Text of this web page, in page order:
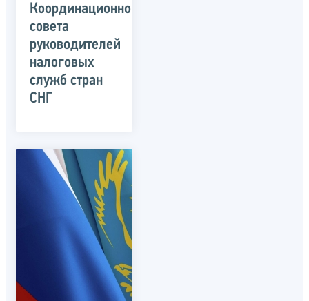
Координационного
совета
руководителей
налоговых
служб стран
СНГ